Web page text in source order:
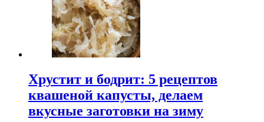
Хрустит и бодрит: 5 рецептов
квашеной капусты, делаем
вкусные заготовки на зиму